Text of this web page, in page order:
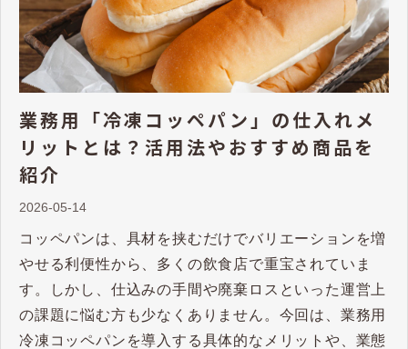
業務用「冷凍コッペパン」の仕入れメ
リットとは？活用法やおすすめ商品を
紹介
2026-05-14
コッペパンは、具材を挟むだけでバリエーションを増
やせる利便性から、多くの飲食店で重宝されていま
す。しかし、仕込みの手間や廃棄ロスといった運営上
の課題に悩む方も少なくありません。今回は、業務用
冷凍コッペパンを導入する具体的なメリットや、業態